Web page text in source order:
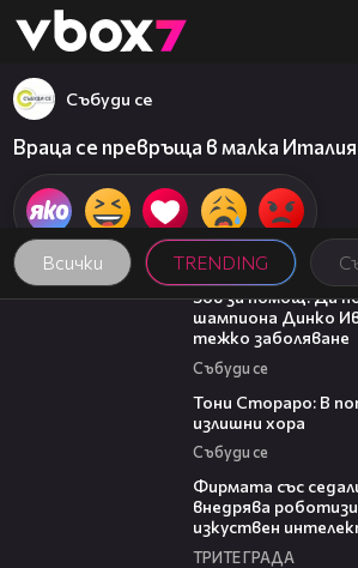
👾
Всички TRENDING
Събуди се
Враца се превръща в малка Италия
03:29
Зов за помощ: Да
шампиона Динко
тежко заболяване
Събуди се
Тони Стораро: В
излишни хора
Събуди се
Фирмата със
внедрява
изкуствен
ТРИТЕ ГРАДА